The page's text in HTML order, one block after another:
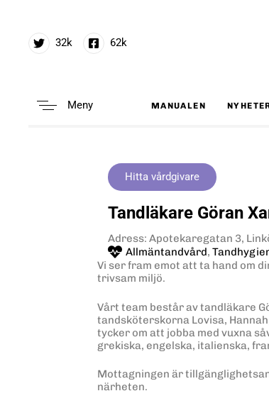
32k 62k
Meny MANUALEN
Hitta vårdgivare
Tandläkare Göran
Adress: Apotekaregatan 3,
Allmäntandvård,
Vi ser fram emot att ta hand om
trivsam miljö.
Vårt team består av tandläkare
tandsköterskorna Lovisa,
tycker om att jobba med vuxna
grekiska, engelska, italienska,
Mottagningen är
närheten.